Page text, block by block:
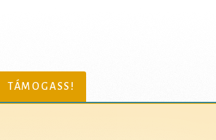
TÁMOGASS!